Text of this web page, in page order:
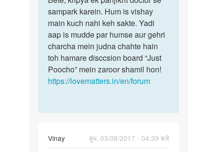
Mainey
apni
gf
k
sath
sex
by
kripya
ek
panjikrit
sampark karein. Hum is vishay
main kuch nahi keh sakte. Yadi
aap is mudde par humse aur gehri
charcha mein judna chahte hain
toh hamare disccsion board “Just
Poocho” mein zaroor shamil hon!
https://lovematters.in/en/forum
Vinay
बुध, 03/08/2017 - 04:39 बजे